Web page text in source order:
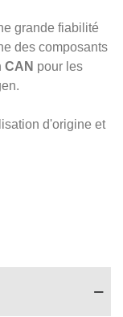
grande fiabilité
des composants
CAN pour les
d'origine et